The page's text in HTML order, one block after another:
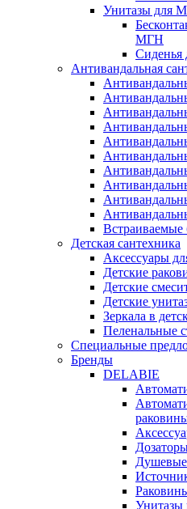
Унитазы для
МГН
Сиденья
Антивандальная
Встраиваемые
Детская сантехника
Аксессуары
Детские
Детские
Детские
Зеркала в
Пеленальные
Специальные
Бренды
DELABIE
Унитазы